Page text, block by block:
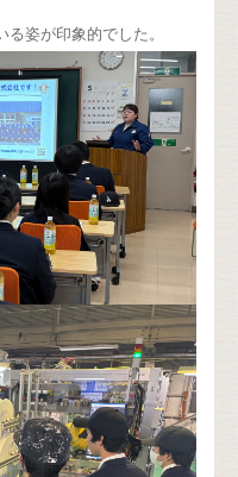
姿が印象的でした。